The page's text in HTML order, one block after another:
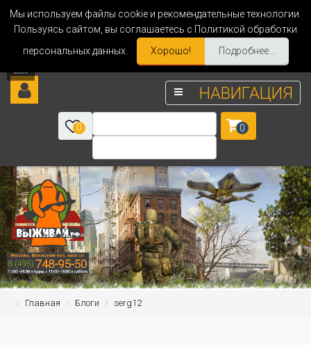
Мы используем файлы cookie и рекомендательные технологии.
Пользуясь сайтом, вы соглашаетесь с Политикой обработки
персональных данных.
Хорошо! Подробнее...
НАВИГАЦИЯ
0 0
Главная Блоги serg12